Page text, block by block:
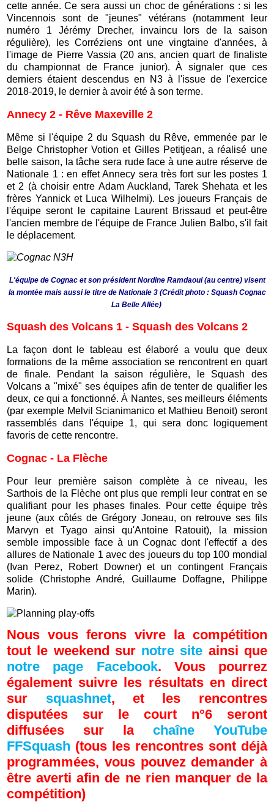
cette année. Ce sera aussi un choc de générations : si les
Vincennois sont de "jeunes" vétérans (notamment leur
numéro 1 Jérémy Drecher, invaincu lors de la saison
régulière), les Corréziens ont une vingtaine d'années, à
l'image de Pierre Vassia (20 ans, ancien quart de finaliste
du championnat de France junior). À signaler que ces
derniers étaient descendus en N3 à l'issue de l'exercice
2018-2019, le dernier à avoir été à son terme.
Annecy 2 - Rêve Maxeville 2
Même si l'équipe 2 du Squash du Rêve, emmenée par le
Belge Christopher Votion et Gilles Petitjean, a réalisé une
belle saison, la tâche sera rude face à une autre réserve de
Nationale 1 : en effet Annecy sera très fort sur les postes 1
et 2 (à choisir entre Adam Auckland, Tarek Shehata et les
frères Yannick et Luca Wilhelmi). Les joueurs Français de
l'équipe seront le capitaine Laurent Brissaud et peut-être
l'ancien membre de l'équipe de France Julien Balbo, s'il fait
le déplacement.
L'équipe de Cognac et son président Nordine Ramdaoui (au centre) visent
la montée mais aussi le titre de Nationale 3 (Crédit photo : Squash Cognac
La Belle Allée)
Squash des Volcans 1 - Squash des Volcans 2
La façon dont le tableau est élaboré a voulu que deux
formations de la même association se rencontrent en quart
de finale. Pendant la saison régulière, le Squash des
Volcans a "mixé" ses équipes afin de tenter de qualifier les
deux, ce qui a fonctionné. À Nantes, ses meilleurs éléments
(par exemple Melvil Scianimanico et Mathieu Benoit) seront
rassemblés dans l'équipe 1, qui sera donc logiquement
favoris de cette rencontre.
Cognac - La Flèche
Pour leur première saison complète à ce niveau, les
Sarthois de la Flèche ont plus que rempli leur contrat en se
qualifiant pour les phases finales. Pour cette équipe très
jeune (aux côtés de Grégory Joneau, on retrouve ses fils
Marvyn et Tyago ainsi qu'Antoine Ratouit), la mission
semble impossible face à un Cognac dont l'effectif a des
allures de Nationale 1 avec des joueurs du top 100 mondial
(Ivan Perez, Robert Downer) et un contingent Français
solide (Christophe André, Guillaume Doffagne, Philippe
Marin).
Nous vous ferons vivre la compétition
tout le weekend sur notre site ainsi que
notre page Facebook. Vous pourrez
également suivre les résultats en direct
sur squashnet, et les rencontres
disputées sur le court n°6 seront
diffusées sur la chaîne YouTube
FFSquash (tous les rencontres sont déjà
programmées, vous pouvez demander à
être averti afin de ne rien manquer de la
compétition)